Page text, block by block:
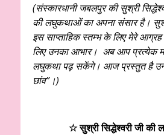
(संस्कारधानी जबलपुर की सुश्री
की लघुकथाओं का अपना संसार है।
इस साप्ताहिक स्तम्भ के लिए मेरे
लिए उनका आभार। अब आप प्रत्येक
लघुकथा पढ़ सकेंगे। आज प्रस्तुत है
छांव”।)
☆ सुश्री सिद्धेश्वरी जी